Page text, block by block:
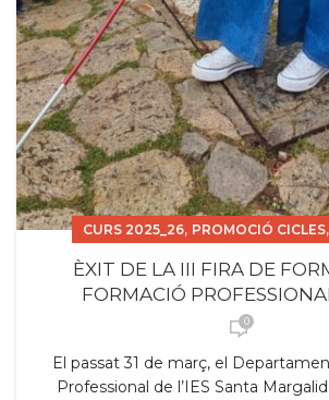
CURS 2025_26, PROMOCIÓ CICLES,
ÈXIT DE LA III FIRA DE
FORMACIÓ
0
El passat 31 de març, el
Professional de l’IES Santa